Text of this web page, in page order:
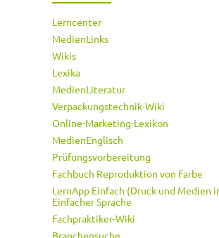
Lerncenter
MedienLinks
Wikis
Lexika
MedienLiteratur
Verpackungstechnik-Wiki
Online-Marketing-Lexikon
MedienEnglisch
Prüfungsvorbereitung
Fachbuch Reproduktion von Farbe
LernApp Einfach (Druck und Medien
Einfacher Sprache
Fachpraktiker-Wiki
Branchensuche